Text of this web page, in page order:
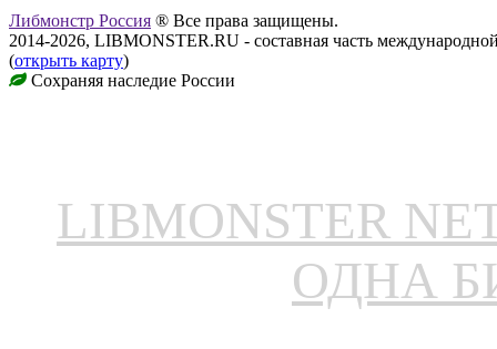
Либмонстр Россия ® Все права защищены.
2014-2026, LIBMONSTER.RU - составная часть
(открыть карту)
Сохраняя наследие России
LIBMONSTER
ОДНА